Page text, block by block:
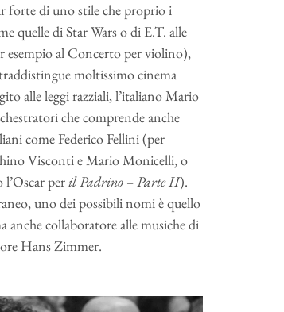
forte di uno stile che proprio i
quelle di Star Wars o di E.T. alle
esempio al Concerto per violino),
moltissimo cinema
alle leggi razziali, l’italiano Mario
che comprende anche
come Federico Fellini (per
Visconti e Mario Monicelli, o
peril Padrino – Parte II).
uno dei possibili nomi è quello
collaboratore alle musiche di
Hans Zimmer.